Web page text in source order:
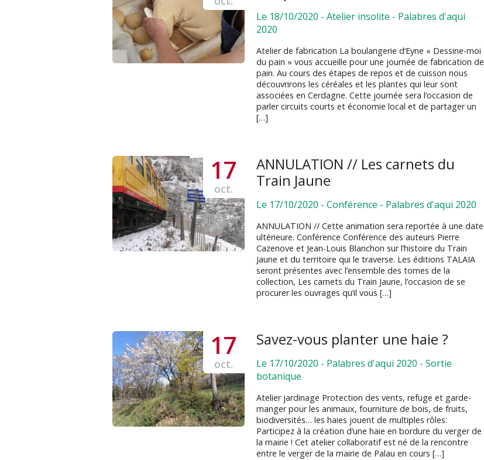
Le 18/10/2020 -Atelier insolite - Palabres d'aqui
2020
Atelier de fabrication La boulangerie d’Eyne « Dessine-moi
du pain » vous accueille pour une journée de fabrication de
pain. Au cours des étapes de repos et de cuisson nous
découvrirons les céréales et les plantes qui leur sont
associées en Cerdagne. Cette journée sera l’occasion de
parler circuits courts et économie local et de partager un
[…]
17
oct.
ANNULATION // Les carnets du
Train Jaune
Le 17/10/2020 -Conférence - Palabres d'aqui 2020
ANNULATION // Cette animation sera reportée à une date
ultérieure. Conférence Conférence des auteurs Pierre
Cazenove et Jean-Louis Blanchon sur l’histoire du Train
Jaune et du territoire qui le traverse. Les éditions TALAIA
seront présentes avec l’ensemble des tomes de la
collection, Les carnets du Train Jaune, l’occasion de se
procurer les ouvrages qu’il vous […]
17
oct.
Savez-vous planter une haie ?
Le 17/10/2020 - Palabres d'aqui 2020 -Sortie
botanique
Atelier jardinage Protection des vents, refuge et garde-
manger pour les animaux, fourniture de bois, de fruits,
biodiversités… les haies jouent de multiples rôles.
Participez à la création d’une haie en bordure du verger de
la mairie ! Cet atelier collaboratif est né de la rencontre
entre le verger de la mairie de Palau en cours […]